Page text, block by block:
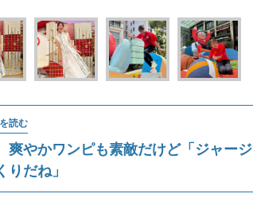
読む
やかワンピも素敵だけど「ジャージ
りだね」